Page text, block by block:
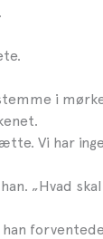
i
Vi har
„Hvad